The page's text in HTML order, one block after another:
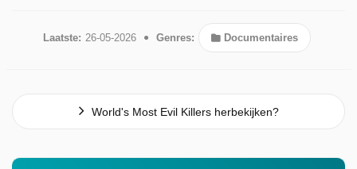
Laatste: 26-05-2026 Genres: Documentaires
World's Most Evil Killers herbekijken?